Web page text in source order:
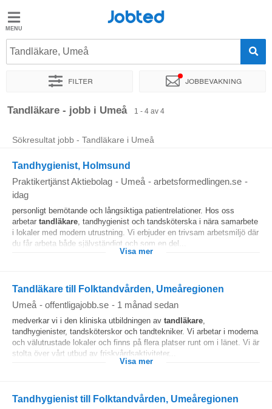
Jobted
Jobb
Jobted
Tandläkare, Umeå
Filter Jobbevakning
Sortera efter Exakt plats
Tandläkare - jobb i Umeå 1 - 4 av 4
Sökresultat jobb - Tandläkare i Umeå
Tandhygienist, Holmsund
Praktikertjänst Aktiebolag - Umeå - arbetsformedlingen.se -
idag
personligt bemötande och långsiktiga patientrelationer. Hos oss
arbetar tandläkare, tandhygienist och tandsköterska i nära samarbete
i lokaler med modern utrustning. Vi erbjuder en trivsam arbetsmiljö där
du får arbeta både självständigt och som en del...
Visa mer
Tandläkare till Folktandvården, Umeåregionen
Umeå - offentligajobb.se - 1 månad sedan
medverkar vi i den kliniska utbildningen av tandläkare,
tandhygienister, tandsköterskor och tandtekniker. Vi arbetar i moderna
och välutrustade lokaler och finns på flera platser runt om i länet. Vi är
stolta över vårt utbud av friskvårdsaktiviteter...
Visa mer
Tandhygienist till Folktandvården, Umeåregionen